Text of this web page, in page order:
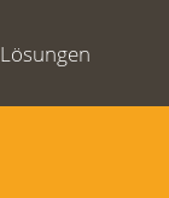
Lösungen